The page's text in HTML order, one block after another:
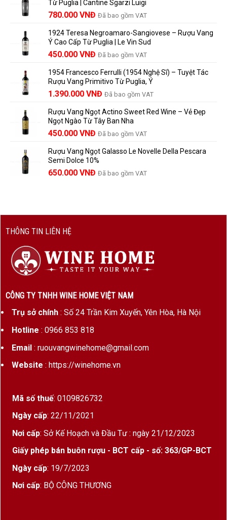
chọn
đáng
rượu
vang
và
những
người
vang
nên
biết
Bao
Lâu?
Hướng
Lưu
Trữ
Và
Thành
Từ Puglia | Cantine Sgarzi Luigi
Giá
là:
858.000 VNĐ.
780.000 VNĐ Giá
tại
là:
780.000 VNĐ.
Đã bao gồm VAT
1924 Teresa Negroamaro-Sangiovese – Rượu Vang
Ý Cao Cấp Từ Puglia | Le Vin Sud
Giá
là:
495.000 VNĐ.
450.000 VNĐ Giá
tại
là:
450.000 VNĐ.
Đã bao gồm VAT
1954 Francesco Ferrulli (1954 Nghệ Sĩ) – Tuyệt Tác
Rượu Vang Primitivo Từ Puglia, Ý
Giá
là:
1.529.000 VNĐ.
1.390.000 VNĐ Giá
tại
là:
1.390.000 VNĐ.
Đã bao gồm VAT
Rượu Vang Ngọt Actino Sweet Red Wine – Vẻ Đẹp
Ngọt Ngào Từ Tây Ban Nha
450.000 VNĐ Đã bao gồm VAT
Rượu Vang Ngọt Galasso Le Novelle Della Pescara
Semi Dolce 10%
650.000 VNĐ Đã bao gồm VAT
THÔNG TIN LIÊN HỆ
CÔNG TY TNHH WINE HOME VIỆT NAM
Trụ sở chính: Số 24 Trần Kim Xuyến, Yên Hòa, Hà Nội
Hotline : 0966 853 818
Email: ruouvangwinehome@gmail.com
Website : https://winehome.vn
Mã số thuế: 0109826732
Ngày cấp: 22/11/2021
Nơi cấp: Sở Kế Hoạch và Đầu Tư : ngày 21/12/2023
Giấy phép bán buôn rượu - BCT cấp - số: 363/GP-BCT
Ngày cấp: 19/7/2023
Nơi cấp: BỘ CÔNG THƯƠNG